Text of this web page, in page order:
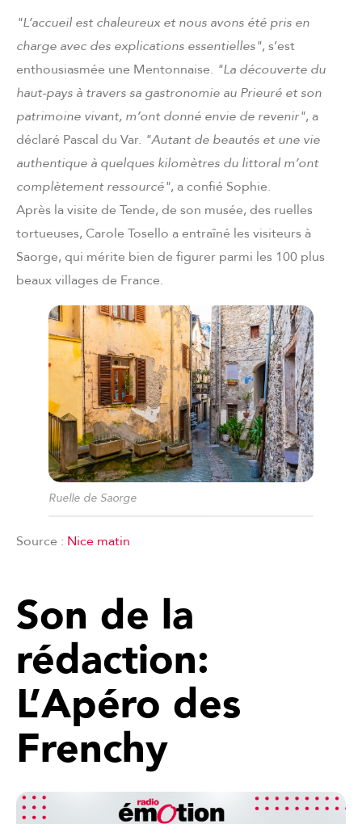
"L’accueil est chaleureux et nous avons été pris en
charge avec des explications essentielles", s’est
enthousiasmée une Mentonnaise. "La découverte du
haut-pays à travers sa gastronomie au Prieuré et son
patrimoine vivant, m’ont donné envie de revenir", a
déclaré Pascal du Var. "Autant de beautés et une vie
authentique à quelques kilomètres du littoral m’ont
complètement ressourcé", a confié Sophie.
Après la visite de Tende, de son musée, des ruelles
tortueuses, Carole Tosello a entraîné les visiteurs à
Saorge, qui mérite bien de figurer parmi les 100 plus
beaux villages de France.
Ruelle de Saorge
Source : Nice matin
Son de la
rédaction:
L’Apéro des
Frenchy